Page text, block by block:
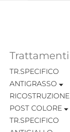
Trattamenti
TR.SPECIFICO
ANTIGRASSO
RICOSTRUZIONE
POST COLORE
TR.SPECIFICO